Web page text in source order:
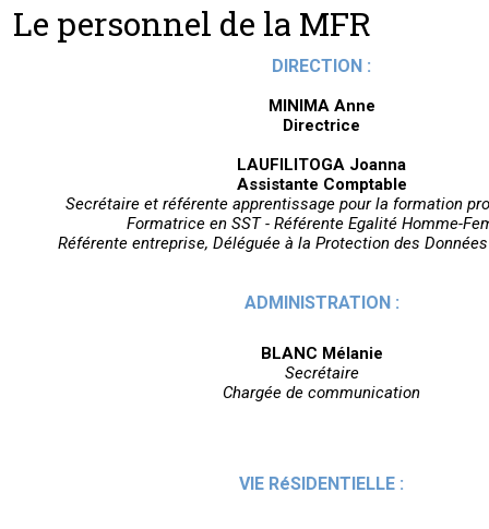
Le personnel de la MFR
DIRECTION :
MINIMA Anne
Directrice
LAUFILITOGA Joanna
Assistante Comptable
Secrétaire et référente apprentissage pour la formation
Formatrice en SST - Référente Egalité Homme-
Référente entreprise, Déléguée à la Protection des
ADMINISTRATION :
BLANC Mélanie
Secrétaire
Chargée de communication
VIE RéSIDENTIELLE :